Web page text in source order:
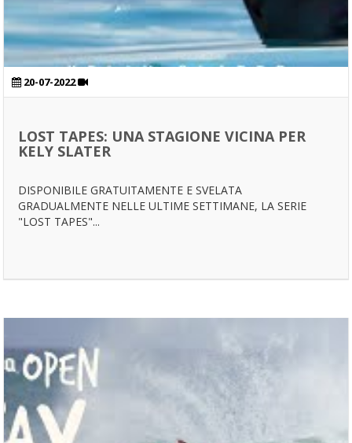
20-07-2022
LOST TAPES: UNA STAGIONE VICINA PER
KELY SLATER
DISPONIBILE GRATUITAMENTE E SVELATA
GRADUALMENTE NELLE ULTIME SETTIMANE, LA SERIE
"LOST TAPES"...